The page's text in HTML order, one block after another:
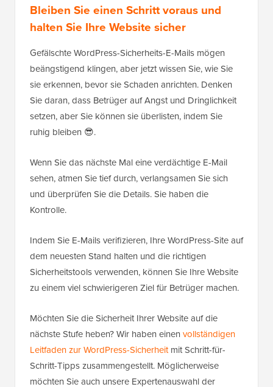
Bleiben Sie einen Schritt voraus und
halten Sie Ihre Website sicher
Gefälschte WordPress-Sicherheits-E-Mails mögen
beängstigend klingen, aber jetzt wissen Sie, wie Sie
sie erkennen, bevor sie Schaden anrichten. Denken
Sie daran, dass Betrüger auf Angst und Dringlichkeit
setzen, aber Sie können sie überlisten, indem Sie
ruhig bleiben 😎.
Wenn Sie das nächste Mal eine verdächtige E-Mail
sehen, atmen Sie tief durch, verlangsamen Sie sich
und überprüfen Sie die Details. Sie haben die
Kontrolle.
Indem Sie E-Mails verifizieren, Ihre WordPress-Site auf
dem neuesten Stand halten und die richtigen
Sicherheitstools verwenden, können Sie Ihre Website
zu einem viel schwierigeren Ziel für Betrüger machen.
Möchten Sie die Sicherheit Ihrer Website auf die
nächste Stufe heben? Wir haben einen vollständigen
Leitfaden zur WordPress-Sicherheitmit Schritt-für-
Schritt-Tipps zusammengestellt. Möglicherweise
möchten Sie auch unsere Expertenauswahl der